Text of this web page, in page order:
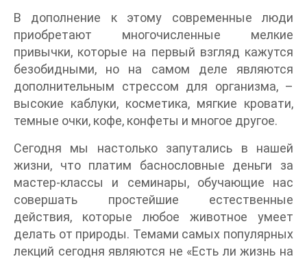
В дополнение к этому современные люди
приобретают многочисленные мелкие
привычки, которые на первый взгляд кажутся
безобидными, но на самом деле являются
дополнительным стрессом для организма, –
высокие каблуки, косметика, мягкие кровати,
темные очки, кофе, конфеты и многое другое.
Сегодня мы настолько запутались в нашей
жизни, что платим баснословные деньги за
мастер-классы и семинары, обучающие нас
совершать простейшие естественные
действия, которые любое животное умеет
делать от природы. Темами самых популярных
лекций сегодня являются не «Есть ли жизнь на